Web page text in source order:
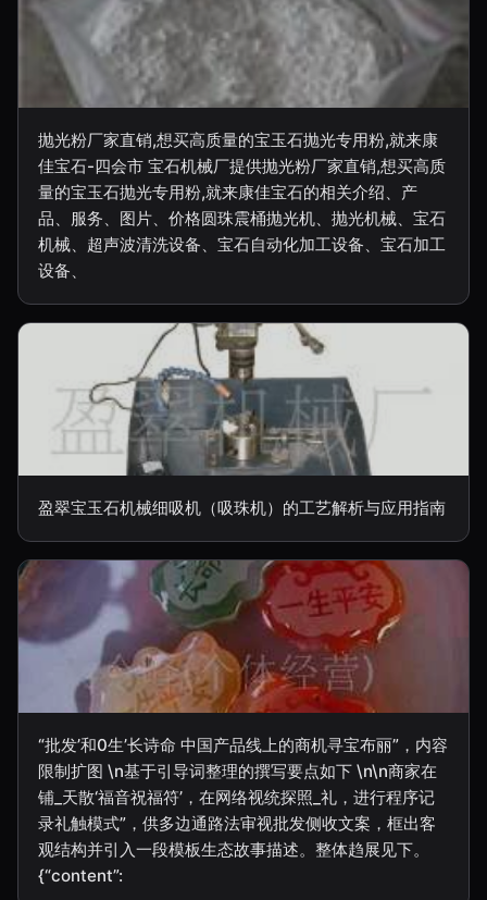
抛光粉厂家直销,想买高质量的宝玉石抛光专用粉,就来康
佳宝石-四会市 宝石机械厂提供抛光粉厂家直销,想买高质
量的宝玉石抛光专用粉,就来康佳宝石的相关介绍、产
品、服务、图片、价格圆珠震桶抛光机、抛光机械、宝石
机械、超声波清洗设备、宝石自动化加工设备、宝石加工
设备、
盈翠宝玉石机械细吸机（吸珠机）的工艺解析与应用指南
“批发’和0生’长诗命 中国产品线上的商机寻宝布丽”，内容
限制扩图 \n基于引导词整理的撰写要点如下 \n\n商家在
铺_天散‘福音祝福符’，在网络视统探照_礼，进行程序记
录礼触模式”，供多边通路法审视批发侧收文案，框出客
观结构并引入一段模板生态故事描述。整体趋展见下。
{“content”: